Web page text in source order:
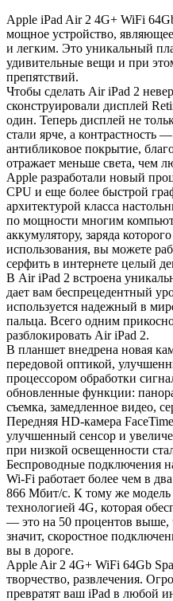
Apple iPad Air 2 4G+ WiFi
мощное устройство,
и легким. Это уникальный
удивительные вещи и при
препятствий.
Чтобы сделать Air iPad 2
сконструировали дисплей
один. Теперь дисплей не
стали ярче, а
антибликовое покрытие,
отражает меньше света, чем
Apple разработали новый
CPU и еще более быстрой
архитектурой класса
по мощности многим
аккумулятору, заряда
использования, вы можете
серфить в интернете целый
В Air iPad 2 встроена
дает вам беспрецедентный
используется надежный в
пальца. Всего одним
разблокировать Air iPad 2.
В планшет внедрена новая
передовой оптикой,
процессором обработки
обновленные функции:
съемка, замедленное видео,
Передняя HD-камера
улучшенный сенсор и
при низкой освещенности
Беспроводные подключения
Wi‑Fi работает более чем в
866 Мбит/с. К тому же
технологией 4G, которая
— это на 50 процентов
значит, скоростное
вы в дороге.
Apple Air 2 4G+ WiFi 64Gb
творчество, развлечения.
превратят ваш iPad в любой